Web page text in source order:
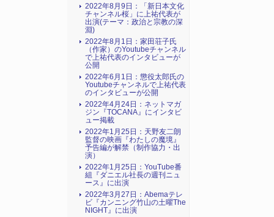
2022年8月9日：「新日本文化
チャンネル桜」に上祐代表が
出演(テーマ：政治と宗教の深
淵)
2022年8月1日：家田荘子氏
（作家）のYoutubeチャンネル
で上祐代表のインタビューが
公開
2022年6月1日：懲役太郎氏の
Youtubeチャンネルで上祐代表
のインタビューが公開
2022年4月24日：ネットマガ
ジン『TOCANA』にインタビ
ュー掲載
2022年1月25日：天野友二朗
監督の映画『わたしの魔境』
予告編が解禁（制作協力・出
演）
2022年1月25日：YouTube番
組『ダニエル社長の週刊ニュ
ース』に出演
2022年3月27日：Abemaテレ
ビ『カンニング竹山の土曜The
NIGHT』に出演